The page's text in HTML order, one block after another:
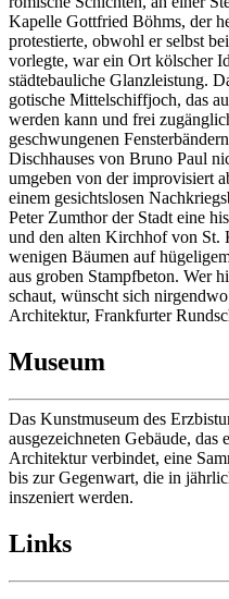
Kapelle Gottfried Böhms, der
protestierte, obwohl er selbst
vorlegte, war ein Ort kölscher
städtebauliche Glanzleistung.
gotische Mittelschiffjoch, das
werden kann und frei
geschwungenen
Dischhauses von Bruno Paul
umgeben von der improvisiert
einem gesichtslosen
Peter Zumthor der Stadt eine
und den alten Kirchhof von St.
wenigen Bäumen auf
aus groben Stampfbeton. Wer
schaut, wünscht sich
Architektur, Frankfurter
Museum
Das Kunstmuseum des
ausgezeichneten Gebäude,
Architektur verbindet, eine
bis zur Gegenwart, die in
inszeniert werden.
Links